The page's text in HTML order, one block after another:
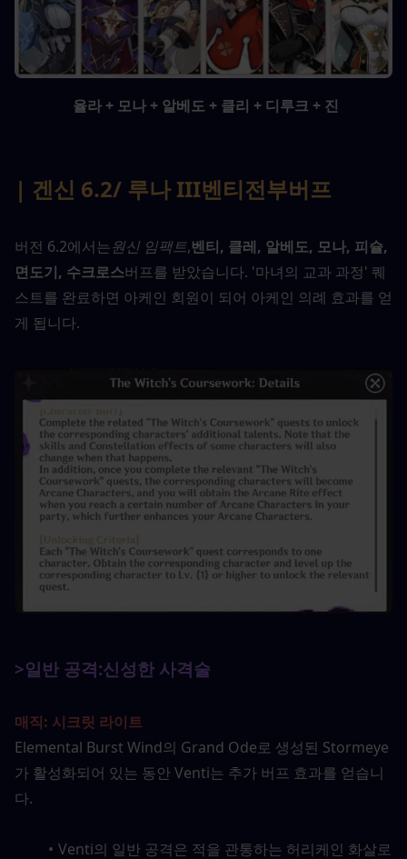
율라 + 모나 + 알베도 + 클리 + 디루크 + 진
| 겐신 6.2/ 루나 III벤티전부버프
버전 6.2에서는원신 임팩트,벤티, 클레, 알베도, 모나, 피슐,
면도기, 수크로스버프를 받았습니다. '마녀의 교과 과정' 퀘
스트를 완료하면 아케인 회원이 되어 아케인 의례 효과를 얻
게 됩니다.
>일반 공격:신성한 사격술
매직: 시크릿 라이트
Elemental Burst Wind의 Grand Ode로 생성된 Stormeye
가 활성화되어 있는 동안 Venti는 추가 버프 효과를 얻습니
다.
Venti의 일반 공격은 적을 관통하는 허리케인 화살로